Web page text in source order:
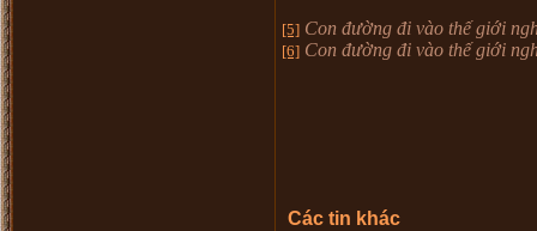
[5] Con đường đi vào thế giới
[6] Con đường đi vào thế giới
Các tin khác